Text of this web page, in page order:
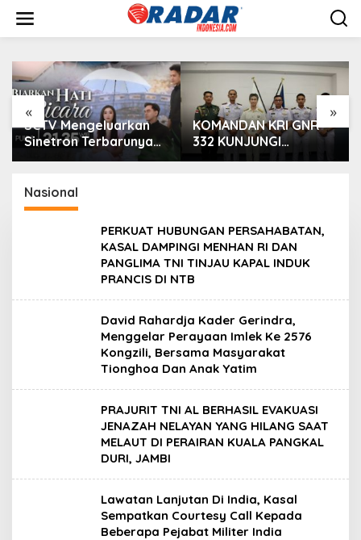
w
« »
SCTV Mengeluarkan
Sinetron Terbarunya
“Biarkan Hati Bicara”,
Rastanty, Rangga
Azof, Rendi John
KOMANDAN KRI GNR-
332 KUNJUNGI
PEJABAT PEMERINTAH
Nasional
PERKUAT HUBUNGAN PERSAHABATAN,
KASAL DAMPINGI MENHAN RI DAN
PANGLIMA TNI TINJAU KAPAL INDUK
PRANCIS DI NTB
David Rahardja Kader Gerindra,
Menggelar Perayaan Imlek Ke 2576
Kongzili, Bersama Masyarakat
Tionghoa Dan Anak Yatim
PRAJURIT TNI AL BERHASIL EVAKUASI
JENAZAH NELAYAN YANG HILANG SAAT
MELAUT DI PERAIRAN KUALA PANGKAL
DURI, JAMBI
Lawatan Lanjutan Di India, Kasal
Sempatkan Courtesy Call Kepada
Beberapa Pejabat Militer India